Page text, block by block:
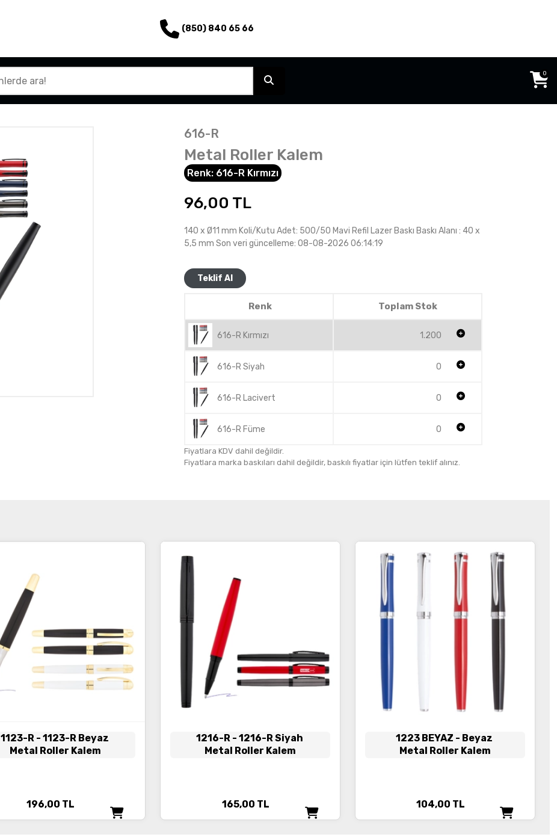
(850) 840 65 66
0
616-R
Metal Roller Kalem
Renk: 616-R Kırmızı
96,00 TL
140 x Ø11 mm Koli/Kutu Adet: 500/50 Mavi Refil Lazer Baskı Baskı Alanı : 40 x
5,5 mm Son veri güncelleme: 08-08-2026 06:14:19
Teklif Al
Renk Toplam Stok
616-R Kırmızı 1.200
616-R Siyah 0
616-R Lacivert 0
616-R Füme 0
Fiyatlara KDV dahil değildir.
Fiyatlara marka baskıları dahil değildir, baskılı fiyatlar için lütfen teklif alınız.
1123-R - 1123-R Beyaz
Metal Roller Kalem
196,00 TL
1216-R - 1216-R Siyah
Metal Roller Kalem
165,00 TL
1223 BEYAZ - Beyaz
Metal Roller Kalem
104,00 TL